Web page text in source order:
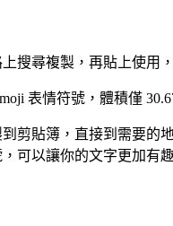
搜尋複製，再貼上使
表情符號，體積僅
剪貼簿，直接到需要
可以讓你的文字更加有趣